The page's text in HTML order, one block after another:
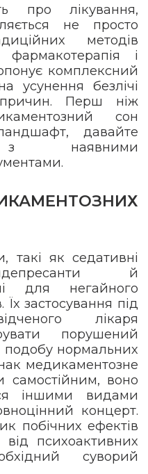
про лікування,
не просто
методів
і
комплексний
усунення безлічі
причин. Перш ніж
сон
давайте
з наявними
такі як седативні
й
для негайного
застосування під
лікаря
порушений
подобу нормальних
медикаментозне
самостійним, воно
іншими видами
концерт.
побічних ефектів
від психоактивних
суворий